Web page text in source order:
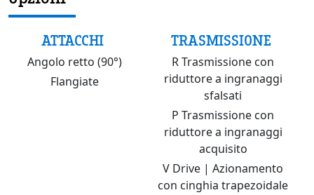
ATTACCHI
Angolo retto (90°)
Flangiate
TRASMISSIONE
R Trasmissione con
riduttore a ingranaggi
sfalsati
P Trasmissione con
riduttore a ingranaggi
acquisito
V Drive | Azionamento
con cinghia trapezoidale